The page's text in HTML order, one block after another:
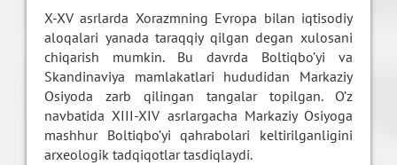
X-XV asrlarda Xorazmning Evropa bilan iqtisodiy
aloqalari yanada taraqqiy qilgan degan xulosani
chiqarish mumkin. Bu davrda Boltiqbo’yi va
Skandinaviya mamlakatlari hududidan Markaziy
Osiyoda zarb qilingan tangalar topilgan. O’z
navbatida XIII-XIV asrlargacha Markaziy Osiyoga
mashhur Boltiqbo’yi qahrabolari keltirilganligini
arxeologik tadqiqotlar tasdiqlaydi.